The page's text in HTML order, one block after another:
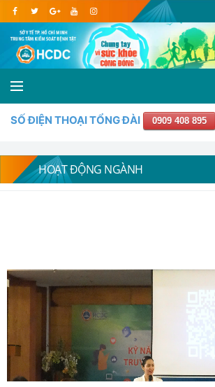
SỐ ĐIỆN THOẠI TỔNG ĐÀI 0909 408 895
HOẠT ĐỘNG NGÀNH